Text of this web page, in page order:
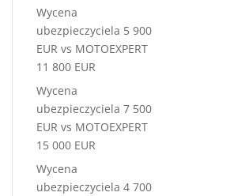
Wycena
ubezpieczyciela 5 900
EUR vs MOTOEXPERT
11 800 EUR
Wycena
ubezpieczyciela 7 500
EUR vs MOTOEXPERT
15 000 EUR
Wycena
ubezpieczyciela 4 700